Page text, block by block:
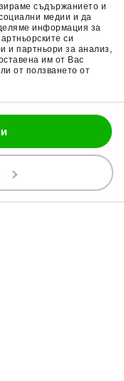
съдържанието и
медии и да
информация за
си
и партньори за анализ,
им от Вас
от ползването от
за мотор
за мотор
за мотор